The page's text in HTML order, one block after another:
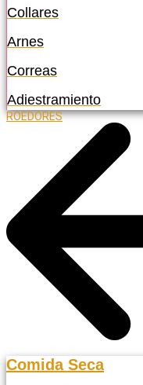
Collares
Arnes
Correas
Adiestramiento
ROEDORES
Comida Seca